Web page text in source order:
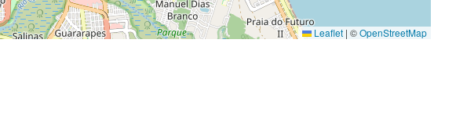
Leaflet | ©OpenStreetMap